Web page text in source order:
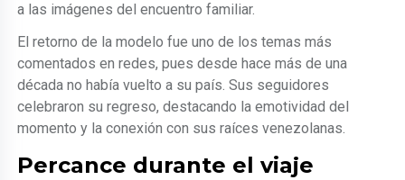
a las imágenes del encuentro familiar.
El retorno de la modelo fue uno de los temas más
comentados en redes, pues desde hace más de una
década no había vuelto a su país. Sus seguidores
celebraron su regreso, destacando la emotividad del
momento y la conexión con sus raíces venezolanas.
Percance durante el viaje